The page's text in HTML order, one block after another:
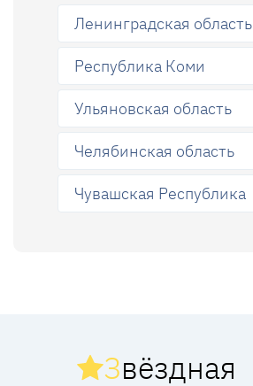
Ленинградская область
Республика Коми
Ульяновская область
Челябинская область
Чувашская Республика
Звёздная